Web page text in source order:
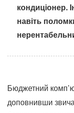
кондиціонер.
навіть
Бюджетний
доповнивши